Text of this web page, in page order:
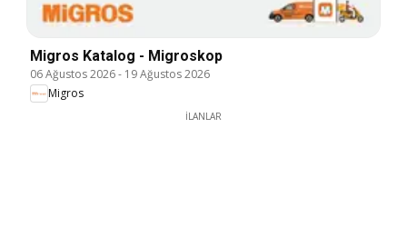
Migros Katalog - Migroskop
06 Ağustos 2026- 19 Ağustos 2026
Migros
İLANLAR